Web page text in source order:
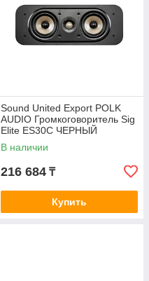
Sound United Export POLK
AUDIO Громкоговоритель Sig
Elite ES30C ЧЕРНЫЙ
В наличии
216 684 ₸
Купить